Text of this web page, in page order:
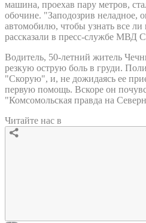
машина, проехав пару метров,
обочине. "Заподозрив неладное,
автомобилю, чтобы узнать все
рассказали в пресс-службе МВД
Водитель, 50-летний житель
резкую острую боль в груди.
"Скорую", и, не дожидаясь ее
первую помощь. Вскоре он
"Комсомольская правда на
Читайте нас в